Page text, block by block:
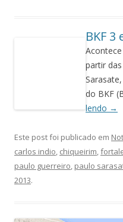
BKF 3
partir
do BKF
lendo →
Este post foi publicado em
carlos indio chiqueirim
paulo guerreiro paulo
2013.